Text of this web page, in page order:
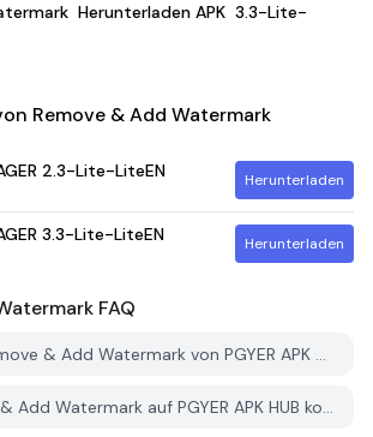
Herunterladen APK 3.3-Lite-
Remove & Add Watermark
2.3-Lite-LiteEN Herunterladen
3.3-Lite-LiteEN Herunterladen
FAQ
Wie lade ich Remove & Add Watermark von PGYER APK HUB herunter?
Ist das Remove & Add Watermark auf PGYER APK HUB kostenlos zum Download?